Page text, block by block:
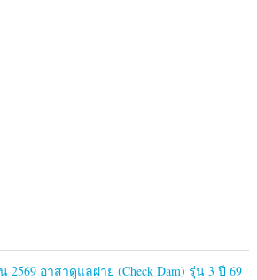
อาสาดูแลฝาย (Check Dam) รุ่น 3 ปี 69